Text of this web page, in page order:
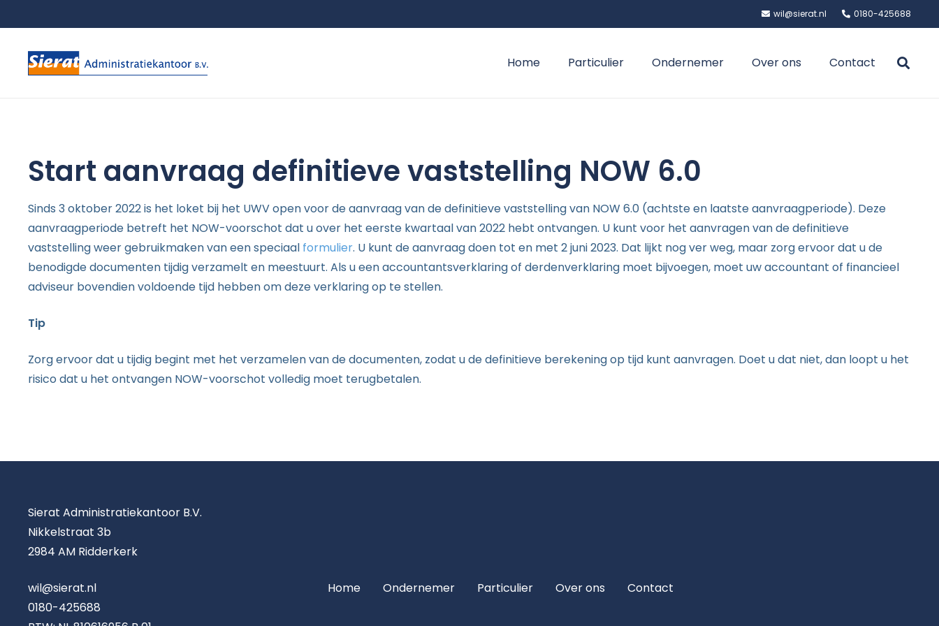
wil@sierat.nl 0180-425688
Home Particulier Ondernemer Over ons Contact
Start aanvraag definitieve vaststelling NOW 6.0
Sinds 3 oktober 2022 is het loket bij het UWV open voor de aanvraag van de definitieve vaststelling van NOW 6.0 (achtste en laatste aanvraagperiode). Deze
aanvraagperiode betreft het NOW-voorschot dat u over het eerste kwartaal van 2022 hebt ontvangen. U kunt voor het aanvragen van de definitieve
vaststelling weer gebruikmaken van een speciaal formulier. U kunt de aanvraag doen tot en met 2 juni 2023. Dat lijkt nog ver weg, maar zorg ervoor dat u de
benodigde documenten tijdig verzamelt en meestuurt. Als u een accountantsverklaring of derdenverklaring moet bijvoegen, moet uw accountant of financieel
adviseur bovendien voldoende tijd hebben om deze verklaring op te stellen.
Tip
Zorg ervoor dat u tijdig begint met het verzamelen van de documenten, zodat u de definitieve berekening op tijd kunt aanvragen. Doet u dat niet, dan loopt u het
risico dat u het ontvangen NOW-voorschot volledig moet terugbetalen.
Sierat Administratiekantoor B.V.
Nikkelstraat 3b
2984 AM Ridderkerk
wil@sierat.nl
0180-425688
Home Ondernemer Particulier Over ons Contact